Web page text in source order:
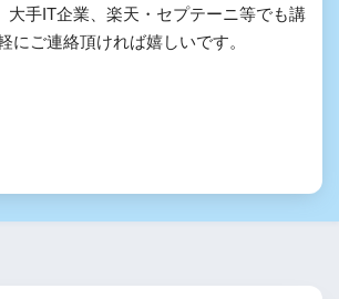
大手IT企業、楽天・セプテーニ等でも講
にご連絡頂ければ嬉しいです。